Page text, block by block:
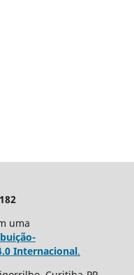
uma
Internacional.